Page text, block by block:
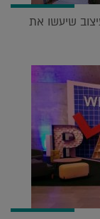
שיעשו את